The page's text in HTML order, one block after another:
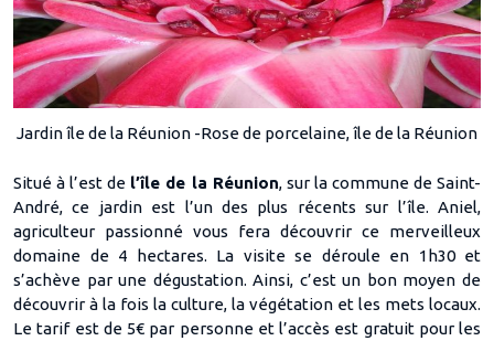
Jardin île de la Réunion -Rose de porcelaine, île de la Réunion
Situé à l’est de l’île de la Réunion, sur la commune de Saint-
André, ce jardin est l’un des plus récents sur l’île. Aniel,
agriculteur passionné vous fera découvrir ce merveilleux
domaine de 4 hectares. La visite se déroule en 1h30 et
s’achève par une dégustation. Ainsi, c’est un bon moyen de
découvrir à la fois la culture, la végétation et les mets locaux.
Le tarif est de 5€ par personne et l’accès est gratuit pour les